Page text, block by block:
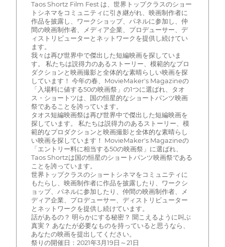
Taos Shortz Film Fest は、世界トップクラスのショー
トシネマをコミュニティに引き継がれ、映画制作者に
作品を披露し、ワークショップ、パネルに参加し、仲
間の映画制作者、メディア企業、プロデューサー、デ
ィストリビューターとネットワークを提供し続けてい
ます。
我々は再び世界中で傑出した短編映画を探していま
す。 私たちは説得力のあるストーリー、模範的なプロ
ダクションと映画撮影と全体的な素晴らしい映画を探
しています！ 今年の春、MovieMaker's Magazineの
「入場料に値する50の映画祭」の1つに選ばれ、タオ
ス・ショートツは、国の恒星的なショートパンツ映画
祭であることを誇っています。
タオス短編映画祭は再び世界中で傑出した短編映画を
探しています。 私たちは説得力のあるストーリー、模
範的なプロダクションと映画撮影と全体的な素晴らし
い映画を探しています！ MovieMaker's Magazineの
「エントリー料に相当する50の映画祭」に選ばれ、
Taos Shortzは国の恒星のショートパンツ映画祭である
ことを誇っています。
世界トップクラスのショートシネマをコミュニティに
もたらし、映画制作者に作品を披露したり、ワークシ
ョップ、パネルに参加したり、仲間の映画制作者、メ
ディア企業、プロデューサー、ディストリビューター
とネットワークを提供し続けています。
話があるの？ 明らかにする秘密？ 聞こえるように叫ぶ
真実？ あなたが必要なものを持っていると思うなら、
あなたの映画を提出してください。
祭りの開催日：2021年3月19日～21日